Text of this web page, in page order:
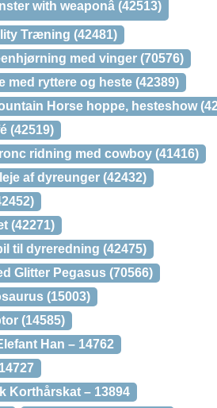
with weaponâ (42513)
Træning (42481)
med vinger (70576)
med ryttere og heste (42389)
Horse hoppe, hesteshow
(42519)
ridning med cowboy (41416)
af dyreunger (42432)
(42271)
til dyreredning (42475)
Glitter Pegasus (70566)
(15003)
(14585)
Han – 14762
Korthårskat – 13894